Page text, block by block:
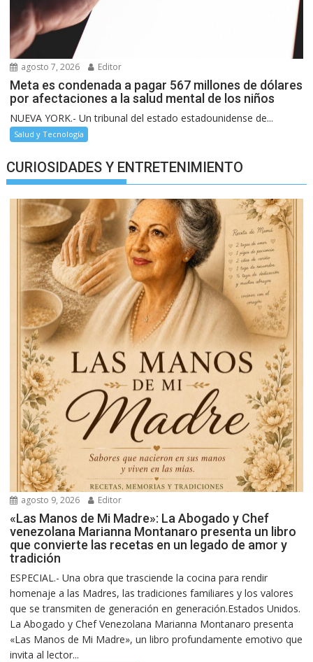
agosto 7, 2026 Editor
Meta es condenada a pagar 567 millones de dólares
por afectaciones a la salud mental de los niños
NUEVA YORK.- Un tribunal del estado estadounidense de...
Salud y Tecnología
CURIOSIDADES Y ENTRETENIMIENTO
agosto 9, 2026 Editor
«Las Manos de Mi Madre»: La Abogado y Chef
venezolana Marianna Montanaro presenta un libro
que convierte las recetas en un legado de amor y
tradición
ESPECIAL.- Una obra que trasciende la cocina para rendir
homenaje a las Madres, las tradiciones familiares y los valores
que se transmiten de generación en generación.Estados Unidos.
La Abogado y Chef Venezolana Marianna Montanaro presenta
«Las Manos de Mi Madre», un libro profundamente emotivo que
invita al lector...